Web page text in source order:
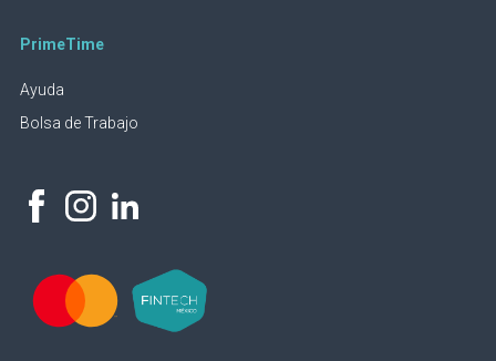
PrimeTime
Ayuda
Bolsa de Trabajo